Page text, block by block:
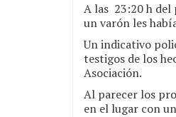
A las 23:20 h del
un varón les
Un indicativo
testigos de los
Asociación.
Al parecer los
en el lugar con